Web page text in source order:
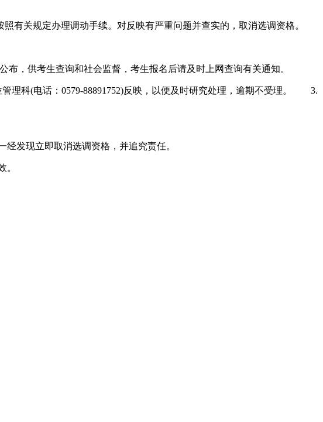
有关规定办理调动手续。对反映有严重问题并查实的，取消选调资格。
布，供考生查询和社会监督，考生报名后请及时上网查询有关通知。
理科(电话：0579-88891752)反映，以便及时研究处理，逾期不受理。 3.
发现立即取消选调资格，并追究责任。
。